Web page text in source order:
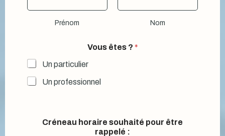
Prénom Nom
Vous êtes ? *
Un particulier
Un professionnel
Créneau horaire souhaité pour être
rappelé :